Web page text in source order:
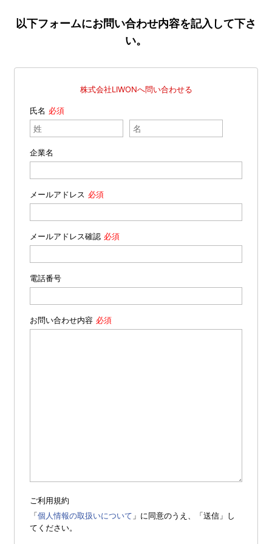
以下フォームにお問い合わせ内容を記入して下さ
い。
株式会社LIWONへ問い合わせる
氏名
企業名
メールアドレス
メールアドレス確認
電話番号
お問い合わせ内容
ご利用規約
「個人情報の取扱いについて 」に同意のうえ、「送信」し
てください。